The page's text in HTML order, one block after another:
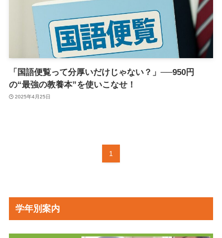
「国語便覧って分厚いだけじゃない？」──950円
の“最強の教養本”を使いこなせ！
2025年4月25日
1
学年別案内